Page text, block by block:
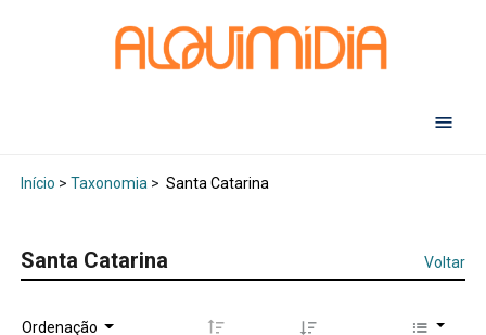
Início > Taxonomia> Santa Catarina
Santa Catarina Voltar
Ordenação